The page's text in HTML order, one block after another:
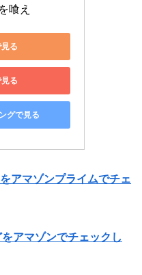
喰え
る
る
グで見る
アマゾンプライムでチェ
アマゾンでチェックし